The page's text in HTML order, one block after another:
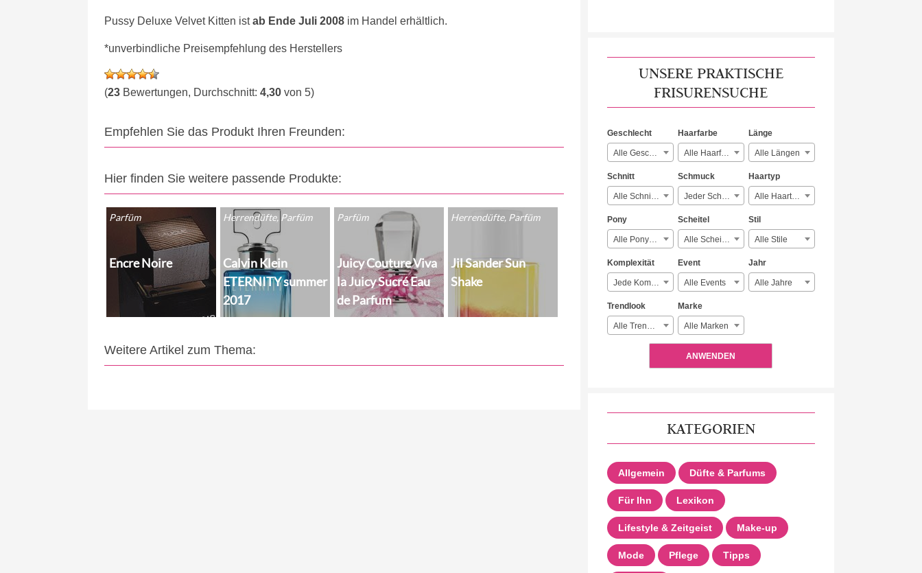
Pussy Deluxe Velvet Kitten istab Ende Juli 2008 im Handel erhältlich.
*unverbindliche Preisempfehlung des Herstellers
(23 Bewertungen, Durchschnitt: 4,30 von 5)
Empfehlen Sie das Produkt Ihren Freunden:
Hier finden Sie weitere passende Produkte:
Parfüm
Encre Noire
Herrendüfte, Parfüm
Calvin Klein
ETERNITY summer
2017
Parfüm
Juicy Couture Viva
la Juicy Sucré Eau
de Parfum
Herrendüfte, Parfüm
Jil Sander Sun
Shake
Weitere Artikel zum Thema:
UNSERE PRAKTISCHE
FRISURENSUCHE
Geschlecht
Alle Geschlechter
Haarfarbe
Alle Haarfarben
Länge
Alle Längen
Schnitt
Alle Schnitte
Schmuck
Jeder Schmuck
Haartyp
Alle Haartypen
Pony
Alle Ponyarten
Scheitel
Alle Scheitelarten
Stil
Alle Stile
Komplexität
Jede Komplexität
Event
Alle Events
Jahr
Alle Jahre
Trendlook
Alle Trendlooks
Marke
Alle Marken
ANWENDEN
KATEGORIEN
Allgemein Düfte & Parfums
Für Ihn Lexikon
Lifestyle & Zeitgeist Make-up
Mode Pflege Tipps